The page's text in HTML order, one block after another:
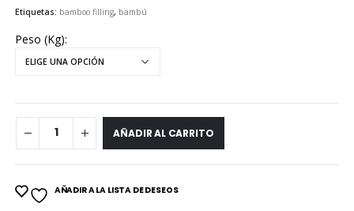
Etiquetas: bamboo filling, bambú
Peso (Kg)
AÑADIR AL CARRITO
AÑADIR A LA LISTA DE DESEOS